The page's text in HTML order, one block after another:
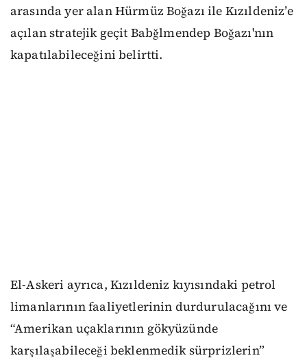
arasında yer alan Hürmüz Boğazı ile Kızıldeniz’e
açılan stratejik geçit Babğlmendep Boğazı'nın
kapatılabileceğini belirtti.
El-Askeri ayrıca, Kızıldeniz kıyısındaki petrol
limanlarının faaliyetlerinin durdurulacağını ve
“Amerikan uçaklarının gökyüzünde
karşılaşabileceği beklenmedik sürprizlerin”